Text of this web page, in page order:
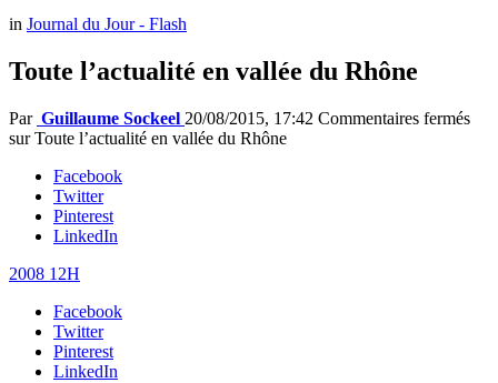
in Journal du Jour - Flash
Toute l’actualité en vallée du Rhône
Par Guillaume Sockeel 20/08/2015, 17:42 Commentaires fermés
sur Toute l’actualité en vallée du Rhône
Facebook
Twitter
Pinterest
LinkedIn
2008 12H
Facebook
Twitter
Pinterest
LinkedIn